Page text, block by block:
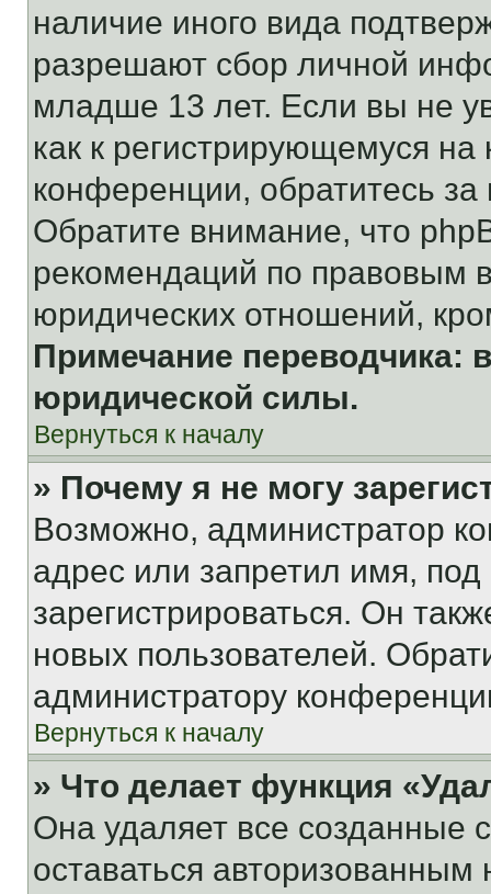
наличие иного вида
разрешают сбор личной
младше 13 лет. Если вы не
как к регистрирующемуся
конференции, обратитесь
Обратите внимание, что
рекомендаций по правовым
юридических отношений,
Примечание переводчика:
юридической силы.
Вернуться к началу
» Почему я не могу
Возможно, администратор
адрес или запретил имя,
зарегистрироваться. Он
новых пользователей.
администратору
Вернуться к началу
» Что делает функция
Она удаляет все созданные
оставаться